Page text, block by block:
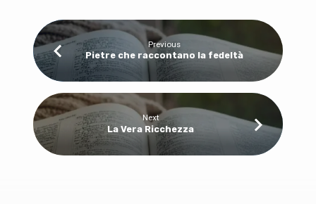
Previous
Pietre che raccontano la fedeltà
Next
La Vera Ricchezza